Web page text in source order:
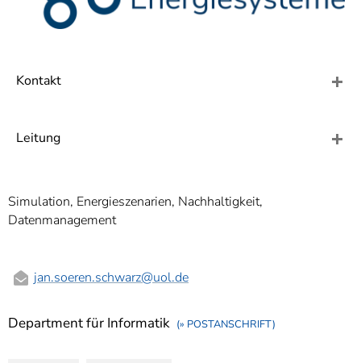
Kontakt
Leitung
Simulation, Energieszenarien, Nachhaltigkeit,
Datenmanagement
jan.soeren.schwarz@uol.de
Department für Informatik (» POSTANSCHRIFT)